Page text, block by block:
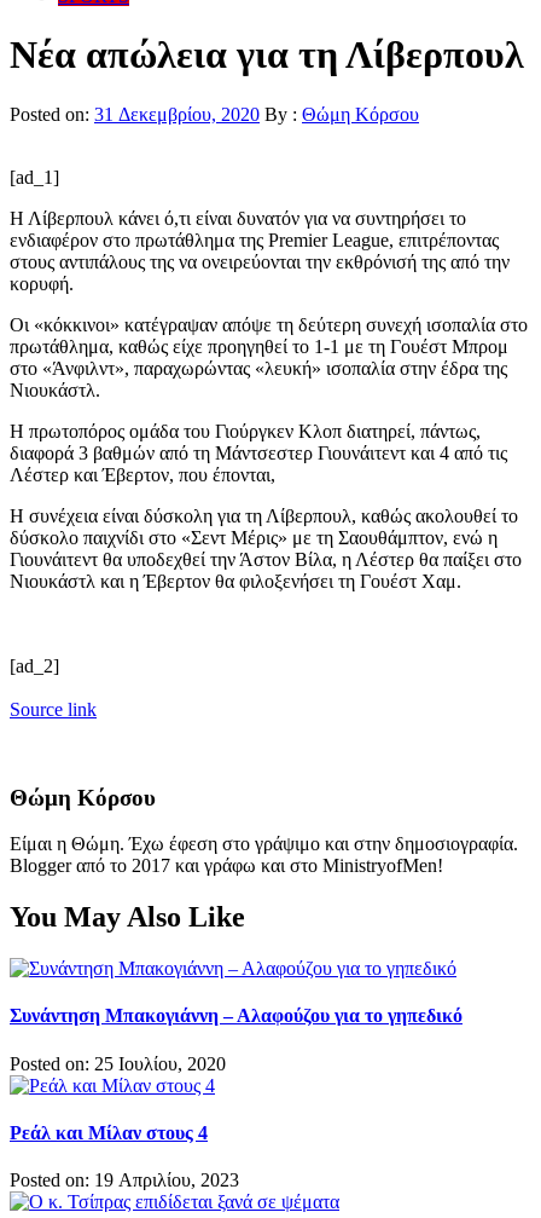
Νέα απώλεια για τη Λίβερπουλ
Posted on: 31 Δεκεμβρίου, 2020 By : Θώμη Κόρσου
[ad_1]
Η Λίβερπουλ κάνει ό,τι είναι δυνατόν για να συντηρήσει το
ενδιαφέρον στο πρωτάθλημα της Premier League, επιτρέποντας
στους αντιπάλους της να ονειρεύονται την εκθρόνισή της από την
κορυφή.
Οι «κόκκινοι» κατέγραψαν απόψε τη δεύτερη συνεχή ισοπαλία στο
πρωτάθλημα, καθώς είχε προηγηθεί το 1-1 με τη Γουέστ Μπρομ
στο «Άνφιλντ», παραχωρώντας «λευκή» ισοπαλία στην έδρα της
Νιουκάστλ.
Η πρωτοπόρος ομάδα του Γιούργκεν Κλοπ διατηρεί, πάντως,
διαφορά 3 βαθμών από τη Μάντσεστερ Γιουνάιτεντ και 4 από τις
Λέστερ και Έβερτον, που έπονται,
Η συνέχεια είναι δύσκολη για τη Λίβερπουλ, καθώς ακολουθεί το
δύσκολο παιχνίδι στο «Σεντ Μέρις» με τη Σαουθάμπτον, ενώ η
Γιουνάιτεντ θα υποδεχθεί την Άστον Βίλα, η Λέστερ θα παίξει στο
Νιουκάστλ και η Έβερτον θα φιλοξενήσει τη Γουέστ Χαμ.
[ad_2]
Source link
Θώμη Κόρσου
Είμαι η Θώμη. Έχω έφεση στο γράψιμο και στην δημοσιογραφία.
Blogger από το 2017 και γράφω και στο MinistryofMen!
You May Also Like
Συνάντηση Μπακογιάννη – Αλαφούζου για το γηπεδικό
Posted on: 25 Ιουλίου, 2020
Ρεάλ και Μίλαν στους 4
Posted on: 19 Απριλίου, 2023